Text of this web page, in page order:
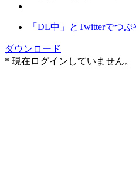
「DL中」とTwitterでつぶ
ダウンロード
* 現在ログインしていません。